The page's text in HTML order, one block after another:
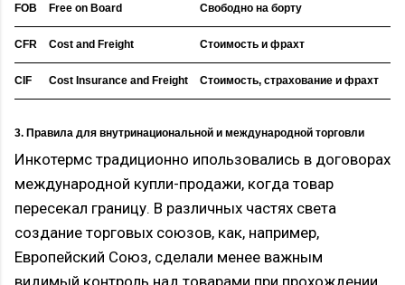
FOB Free on Board Свободно на борту
CFR Cost and Freight Стоимость и фрахт
CIF Cost Insurance and Freight Стоимость, страхование и фрахт
3. Правила для внутринациональной и международной торговли
Инкотермс традиционно ипользовались в договорах
международной купли-продажи, когда товар
пересекал границу. В различных частях света
создание торговых союзов, как, например,
Европейский Союз, сделали менее важным
видимый контроль над товарами при прохождении